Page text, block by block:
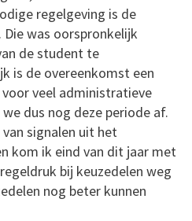
regelgeving is de
was oorspronkelijk
de student te
is de overeenkomst een
veel administratieve
dus nog deze periode af.
signalen uit het
kom ik eind van dit jaar met
bij keuzedelen weg
nog beter kunnen